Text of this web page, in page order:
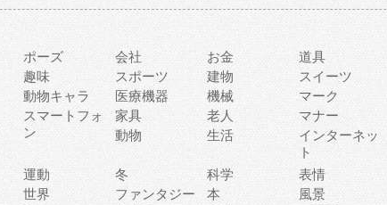
ポーズ 会社 お金 道具
趣味 スポーツ 建物 スイーツ
動物キャラ 医療機器 機械 マーク
スマートフォ
ン
家具 老人 マナー
動物
生活
インターネッ
ト
運動 冬 科学 表情
世界 ファンタジー 本 風景